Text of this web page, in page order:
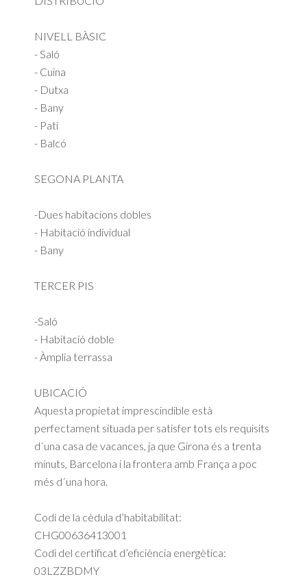
NIVELL BÀSIC
- Saló
- Cuina
- Dutxa
- Bany
- Pati
- Balcó
SEGONA PLANTA
-Dues habitacions dobles
- Habitació individual
- Bany
TERCER PIS
-Saló
- Habitació doble
- Àmplia terrassa
UBICACIÓ
Aquesta propietat imprescindible està
perfectament situada per satisfer tots els requisits
d´una casa de vacances, ja que Girona és a trenta
minuts, Barcelona i la frontera amb França a poc
més d´una hora.
Codi de la cèdula d’habitabilitat:
CHG00636413001
Codi del certificat d’eficiència energètica:
03LZZBDMY